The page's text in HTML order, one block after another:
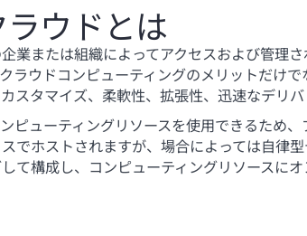
ウドとは
業または組織によってアクセスおよび管理
ラウドコンピューティングのメリットだけ
スタマイズ、柔軟性、拡張性、迅速なデリバ
ピューティングリソースを使用できるため
でホストされますが、場合によっては自律
て構成し、コンピューティングリソースに